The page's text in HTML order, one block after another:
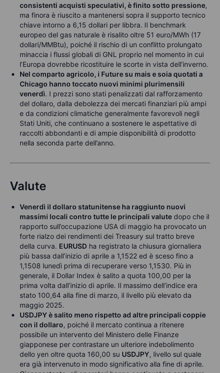
consistenti acquisti speculativi, è finito sotto pressione,
ma finora è riuscito a mantenersi sopra il supporto tecnico
chiave intorno a 6,15 dollari per libbra. Il benchmark
europeo del gas naturale è risalito oltre 51 euro/MWh (17
dollari/MMBtu), poiché il rischio di un conflitto prolungato
minaccia i flussi globali di GNL proprio nel momento in cui
l’Europa dovrebbe ricostituire le scorte in vista dell’inverno.
Nel comparto agricolo, i Future su mais e soia quotati a
Chicago hanno toccato nuovi minimi plurimensili
venerdì. I prezzi sono stati penalizzati dal rafforzamento
del dollaro, dalla debolezza dei mercati finanziari più ampi
e da condizioni climatiche generalmente favorevoli negli
Stati Uniti, che continuano a sostenere le aspettative di
raccolti abbondanti e di ampie disponibilità di prodotto
nella seconda parte dell’anno.
Valute
Venerdì il dollaro statunitense ha raggiunto nuovi
massimi locali contro tutte le principali valute dopo che il
rapporto sull’occupazione USA di maggio ha provocato un
forte rialzo dei rendimenti dei Treasury sul tratto breve
della curva. EURUSD ha registrato la chiusura giornaliera
più bassa dall’inizio di aprile a 1,1522 ed è sceso fino a
1,1508 lunedì prima di recuperare verso 1,1530. Più in
generale, il Dollar Index è salito a quota 100,00 per la
prima volta dall’inizio di aprile. Il massimo dell’indice era
stato 100,64 alla fine di marzo, il livello più elevato da
maggio 2025.
USDJPY è salito meno rispetto ad altre principali coppie
con il dollaro, poiché il mercato continua a ritenere
possibile un intervento del Ministero delle Finanze
giapponese per contrastare un ulteriore indebolimento
dello yen oltre quota 160,00 su USDJPY, livello sul quale
era già intervenuto in modo significativo alla fine di aprile.